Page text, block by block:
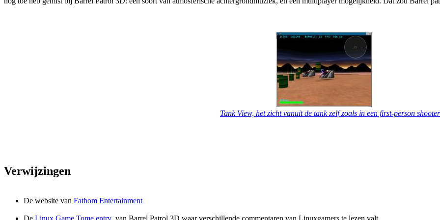
Tank View, het zicht vanuit de tank zelf zoals in een first-person shooter
Verwijzingen
De website van Fathom Entertainment
De Linux Game Tome entry van Barrel Patrol 3D waar verschillende commentaren van Linuxgamers te lezen valt.